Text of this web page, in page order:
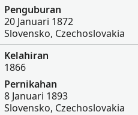
Penguburan
20 Januari 1872
Slovensko, Czechoslovakia
Kelahiran
1866
Pernikahan
8 Januari 1893
Slovensko, Czechoslovakia